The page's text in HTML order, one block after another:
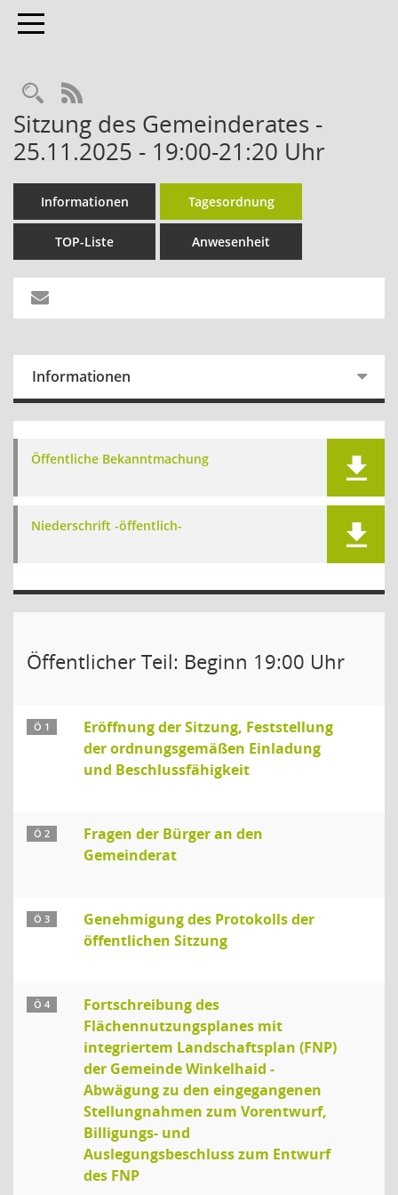
Toggle navigation
Rechercheauswahl
RSS-Feed
Sitzung des Gemeinderates -
25.11.2025 - 19:00-21:20 Uhr
Informationen Tagesordnung
TOP-Liste Anwesenheit
Informationen
Öffentliche Bekanntmachung
Niederschrift -öffentlich-
Öffentlicher Teil: Beginn 19:00 Uhr
Ö 1
Eröffnung der Sitzung, Feststellung
der ordnungsgemäßen Einladung
und Beschlussfähigkeit
Ö 2
Fragen der Bürger an den
Gemeinderat
Ö 3
Genehmigung des Protokolls der
öffentlichen Sitzung
Ö 4
Fortschreibung des
Flächennutzungsplanes mit
integriertem Landschaftsplan (FNP)
der Gemeinde Winkelhaid -
Abwägung zu den eingegangenen
Stellungnahmen zum Vorentwurf,
Billigungs- und
Auslegungsbeschluss zum Entwurf
des FNP